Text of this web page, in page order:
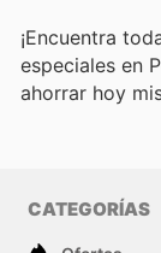
¡Encuentra
especiales en
ahorrar hoy
CATEGORÍAS